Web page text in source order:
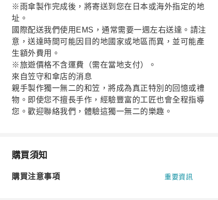
※雨傘製作完成後，將寄送到您在日本或海外指定的地
址。
國際配送我們使用EMS，通常需要一週左右送達。請注
意，送達時間可能因目的地國家或地區而異，並可能產
生額外費用。
※旅遊價格不含運費（需在當地支付）。
來自笠守和傘店的消息
親手製作獨一無二的和笠，將成為真正特別的回憶或禮
物。即使您不擅長手作，經驗豐富的工匠也會全程指導
您。歡迎聯絡我們，體驗這獨一無二的樂趣。
購買須知
購買注意事項 重要資訊